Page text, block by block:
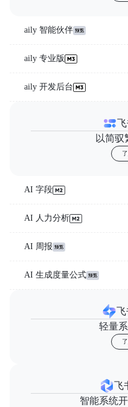
aily 智能伙伴
aily 专业版
aily 开发后台
以简驭
AI 字段
AI 人力分析
AI 周报
AI 生成度量公式
飞
轻量
飞
智能系统